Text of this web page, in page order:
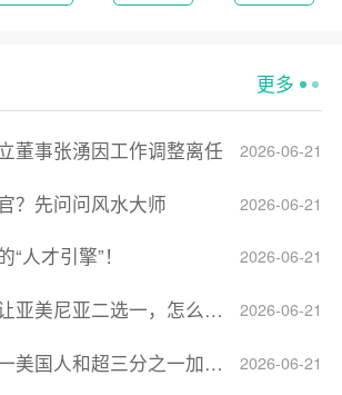
更多
2026-06-21
董事张湧因工作调整离任
2026-06-21
？先问问风水大师
2026-06-21
人才引擎”！
2026-06-21
美尼亚二选一，怎么回事？
2026-06-21
超三分之一加拿大人感到经济压力